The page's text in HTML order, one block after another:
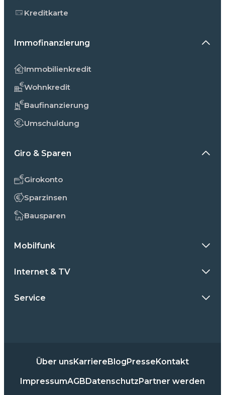
Kreditkarte
Immofinanzierung
Immobilienkredit
Wohnkredit
Baufinanzierung
Umschuldung
Giro & Sparen
Girokonto
Sparzinsen
Bausparen
Mobilfunk
Internet & TV
Service
Über uns Karriere Blog Presse Kontakt
ImpressumAGB Datenschutz Partner werden